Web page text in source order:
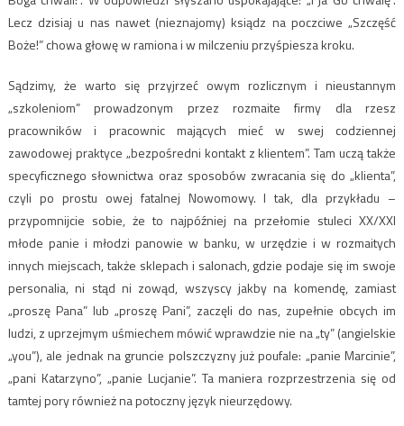
Lecz dzisiaj u nas nawet (nieznajomy) ksiądz na poczciwe „Szczęść
Boże!” chowa głowę w ramiona i w milczeniu przyśpiesza kroku.
Sądzimy, że warto się przyjrzeć owym rozlicznym i nieustannym
„szkoleniom” prowadzonym przez rozmaite firmy dla rzesz
pracowników i pracownic mających mieć w swej codziennej
zawodowej praktyce „bezpośredni kontakt z klientem”. Tam uczą także
specyficznego słownictwa oraz sposobów zwracania się do „klienta”,
czyli po prostu owej fatalnej Nowomowy. I tak, dla przykładu –
przypomnijcie sobie, że to najpóźniej na przełomie stuleci XX/XXI
młode panie i młodzi panowie w banku, w urzędzie i w rozmaitych
innych miejscach, także sklepach i salonach, gdzie podaje się im swoje
personalia, ni stąd ni zowąd, wszyscy jakby na komendę, zamiast
„proszę Pana” lub „proszę Pani”, zaczęli do nas, zupełnie obcych im
ludzi, z uprzejmym uśmiechem mówić wprawdzie nie na „ty” (angielskie
„you”), ale jednak na gruncie polszczyzny już poufale: „panie Marcinie”,
„pani Katarzyno”, „panie Lucjanie”. Ta maniera rozprzestrzenia się od
tamtej pory również na potoczny język nieurzędowy.